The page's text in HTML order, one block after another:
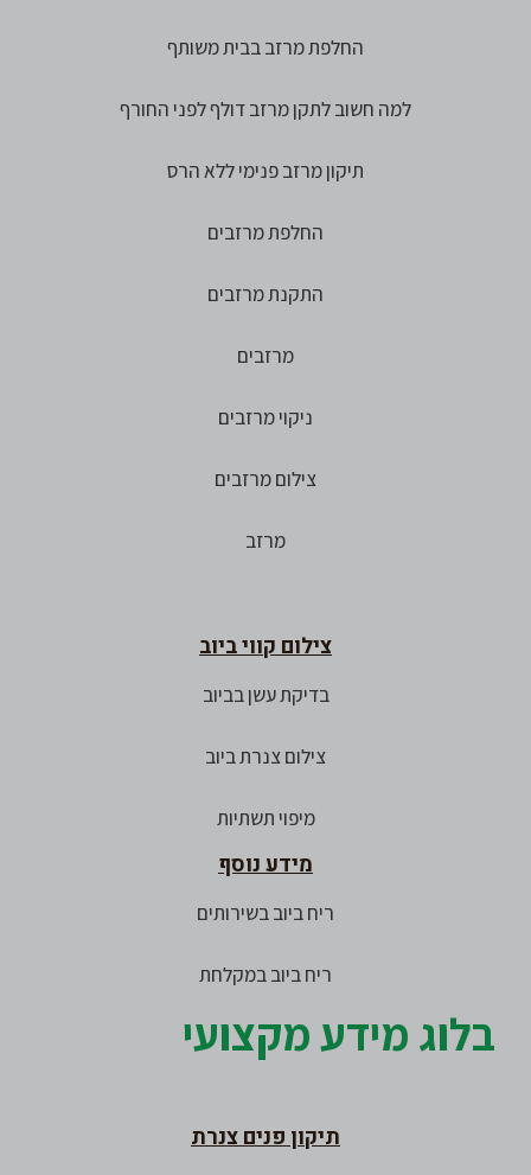
החלפת מרזב בבית משותף
למה חשוב לתקן מרזב דולף לפני החורף
תיקון מרזב פנימי ללא הרס
החלפת מרזבים
התקנת מרזבים
מרזבים
ניקוי מרזבים
צילום מרזבים
מרזב
צילום קווי ביוב
בדיקת עשן בביוב
צילום צנרת ביוב
מיפוי תשתיות
מידע נוסף
ריח ביוב בשירותים
ריח ביוב במקלחת
בלוג מידע מקצועי
תיקון פנים צנרת